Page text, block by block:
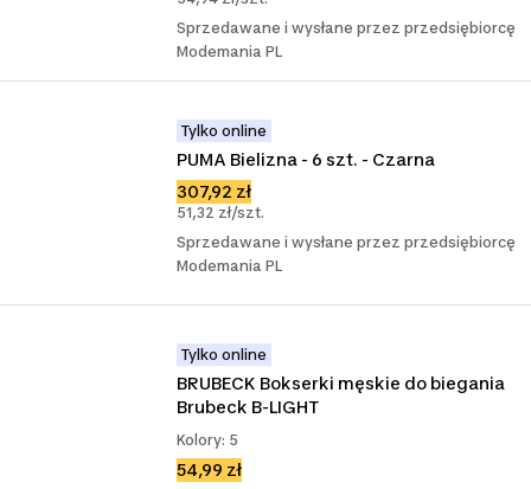
Sprzedawane i wysłane przez przedsiębiorcę
Modemania PL
Tylko online
PUMA Bielizna - 6 szt. - Czarna
307,92 zł
51,32 zł/szt.
Sprzedawane i wysłane przez przedsiębiorcę
Modemania PL
Tylko online
BRUBECK Bokserki męskie do biegania
Brubeck B-LIGHT
Kolory: 5
54,99 zł